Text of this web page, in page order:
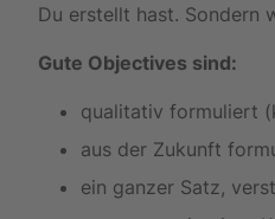
Du erstellt hast. Sondern
Gute Objectives sind:
qualitativ formuliert
aus der Zukunft
ein ganzer Satz,